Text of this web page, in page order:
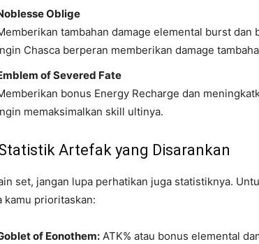
Oblige
tambahan damage elemental burst dan
Chasca berperan memberikan damage
of Severed Fate
bonus Energy Recharge dan
memaksimalkan skill ultinya.
Artefak yang Disarankan
set, jangan lupa perhatikan juga statistiknya.
kamu prioritaskan:
of Eonothem: ATK% atau bonus elemental